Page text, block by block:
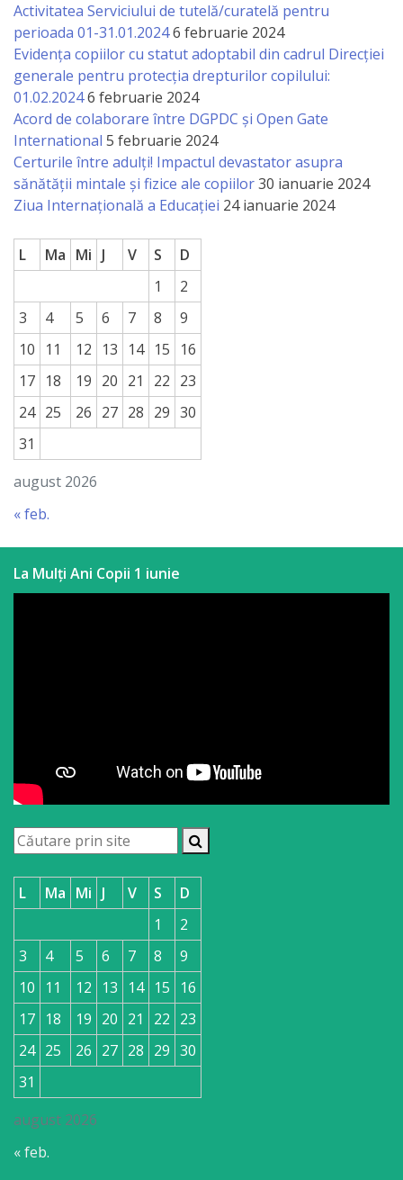
Acte
interne
Media
Comunicate
de
presă
Informații
Versiunea
veche
a
paginii
web
Contacte
Activitatea Serviciului de tutelă/curatelă pentru
perioada 01-31.01.20246 februarie 2024
Evidența copiilor cu statut adoptabil din cadrul Direcției
generale pentru protecția drepturilor copilului:
01.02.20246 februarie 2024
Acord de colaborare între DGPDC și Open Gate
International 5 februarie 2024
Certurile între adulți! Impactul devastator asupra
sănătății mintale și fizice ale copiilor30 ianuarie 2024
Ziua Internațională a Educației 24 ianuarie 2024
august 2026
L Ma Mi J V S
D
1
2
3
4 5 6 7 8
9
10
11 12 13 14 15
16
17 18 19 20 21 22 23
24 25 26 27 28 29 30
31
« feb.
La Mulți Ani Copii 1 iunie
august 2026
L Ma Mi J V S
D
1
2
3
4 5 6 7 8
9
10
11 12 13 14 15
16
17 18 19 20 21 22 23
24 25 26 27 28 29 30
31
« feb.